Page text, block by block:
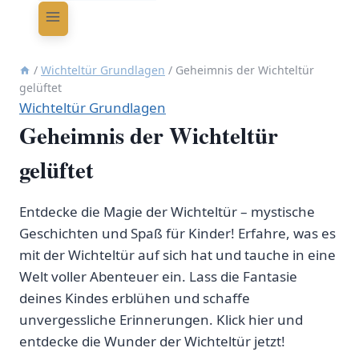
/ Wichteltür Grundlagen / Geheimnis der Wichteltür
gelüftet
Wichteltür Grundlagen
Geheimnis der Wichteltür
gelüftet
Entdecke die Magie der Wichteltür – mystische
Geschichten und Spaß für Kinder! Erfahre, was es
mit der Wichteltür auf sich hat und tauche in eine
Welt voller Abenteuer ein. Lass die Fantasie
deines Kindes erblühen und schaffe
unvergessliche Erinnerungen. Klick hier und
entdecke die Wunder der Wichteltür jetzt!